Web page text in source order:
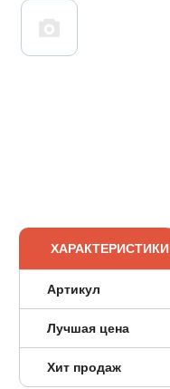
ХАРАКТЕРИСТИКИ
Артикул
Лучшая цена
Хит продаж